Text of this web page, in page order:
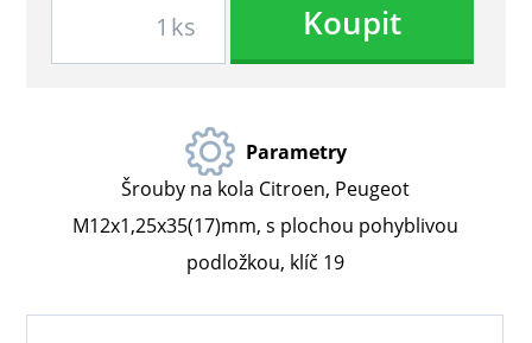
ks Koupit
Parametry
Šrouby na kola Citroen, Peugeot
M12x1,25x35(17)mm, s plochou pohyblivou
podložkou, klíč 19